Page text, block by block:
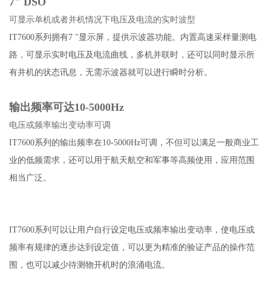
可显示单机或者并机情况下电压及电流的实时波型
IT7600系列拥有7 "显示屏，提供示波器功能。内置高速采样量测电
路，可显示实时电压及电流曲线，多机并联时，还可以同时显示所
有并机的状态讯息，无需示波器就可以进行瞬时分析。
输出频率可达10-5000Hz
电压或频率输出变动率可调
IT7600系列的输出频率在10-5000Hz可调，不但可以满足一般商业工
业的低频需求，还可以用于航天航空和军事等高频使用，应用范围
相当广泛。
IT7600系列可以让用户自行设定电压或频率输出变动率，使电压或
频率有规律的逐步达到设定值，可以更为精准的验证产品的操作范
围，也可以减少待测物开机时的浪涌电流。